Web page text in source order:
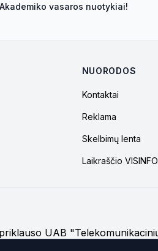
Akademiko vasaros nuotykiai!
NUORODOS
Kontaktai
Reklama
Skelbimų lenta
Laikraščio
UAB